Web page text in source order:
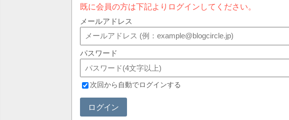
既に会員の方は下記よりログインしてください。
メールアドレス
パスワード
次回から自動でログインする
ログイン